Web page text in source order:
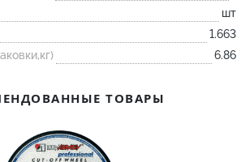
SiC смесь
шт
1.663
6.86
ТОВАРЫ